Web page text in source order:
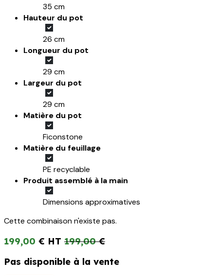
35 cm
Hauteur du pot
26 cm
Longueur du pot
29 cm
Largeur du pot
29 cm
Matière du pot
Ficonstone
Matière du feuillage
PE recyclable
Produit assemblé à la main
Dimensions approximatives
Cette combinaison n'existe pas.
199,00 € 199,00€
Pas disponible à la vente